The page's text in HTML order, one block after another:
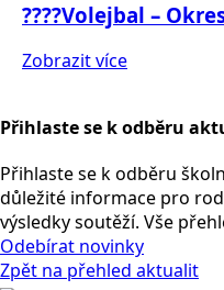
????Volejbal –
Zobrazit více
Přihlaste se k odběru
Přihlaste se k odběru
důležité informace pro
výsledky soutěží. Vše
Odebírat novinky
Zpět na přehled aktualit